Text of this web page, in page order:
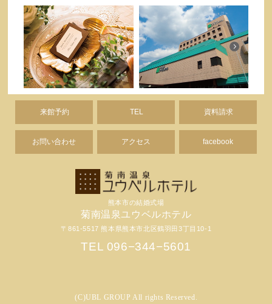
来館予約 TEL 資料請求
お問い合わせ アクセス facebook
熊本市の結婚式場
菊南温泉ユウベルホテル
〒861-5517 熊本県熊本市北区鶴羽田3丁目10-1
TEL 096−344−5601
(C)UBL GROUP All rights Reserved.